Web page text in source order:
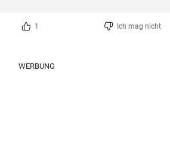
1 Ich mag nicht
WERBUNG